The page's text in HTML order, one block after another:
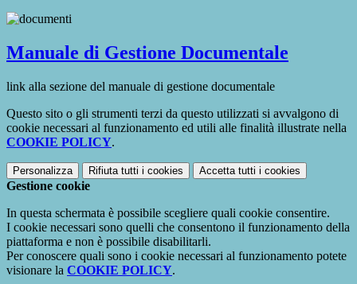
Manuale di Gestione Documentale
link alla sezione del manuale di gestione documentale
Questo sito o gli strumenti terzi da questo utilizzati si avvalgono di
cookie necessari al funzionamento ed utili alle finalità illustrate nella
COOKIE POLICY.
Personalizza Rifiuta tutti i cookies Accetta tutti i cookies
Gestione cookie
In questa schermata è possibile scegliere quali cookie consentire.
I cookie necessari sono quelli che consentono il funzionamento della
piattaforma e non è possibile disabilitarli.
Per conoscere quali sono i cookie necessari al funzionamento potete
visionare la COOKIE POLICY.